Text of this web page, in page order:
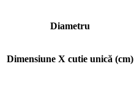
Diametru
Dimensiune X cutie unică (cm)